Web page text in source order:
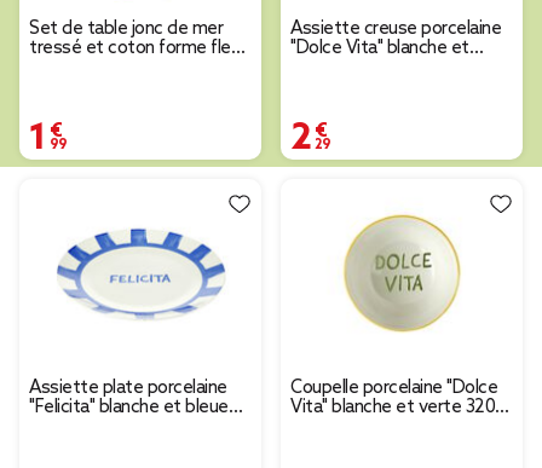
Set de table jonc de mer
tressé et coton forme fleur
1,99 €
Assiette creuse porcelaine
"Dolce Vita" blanche et
2,29 €
Assiette plate porcelaine
"Felicita" blanche et bleue
Coupelle porcelaine "Dolce
Vita" blanche et verte 320ml